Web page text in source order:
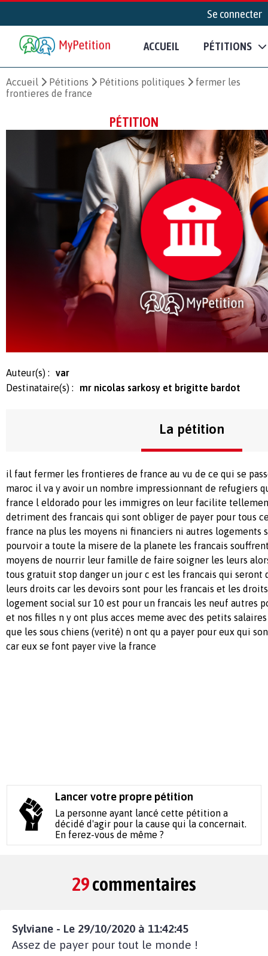
Se connecter
ACCUEIL PÉTITIONS
Accueil Pétitions Pétitions politiques
fermer les
frontieres de france
PÉTITION
Auteur(s) :
var
Destinataire(s) :
mr nicolas sarkosy et brigitte bardot
La pétition
il faut fermer les frontieres de france au vu de ce qui se
maroc il va y avoir un nombre impressionnant de refugiers
france l eldorado pour les immigres on leur facilite
detriment des francais qui sont obliger de payer pour tous
france na plus les moyens ni financiers ni autres logements
pourvoir a toute la misere de la planete les francais
moyens de nourrir leur famille de faire soigner les leurs
tous gratuit stop danger un jour c est les francais qui seront
leurs droits car les devoirs sont pour les francais et les
logement social sur 10 est pour un francais les neuf autres
et nos filles n y ont plus acces meme avec des petits
que les sous chiens (verité) n ont qu a payer pour eux qui
car eux se font payer vive la france
Lancer votre propre pétition
La personne ayant lancé cette pétition a
décidé d'agir pour la cause qui la concernait.
En ferez-vous de même ?
29commentaires
Sylviane - Le 29/10/2020 à 11:42:45
Assez de payer pour tout le monde !